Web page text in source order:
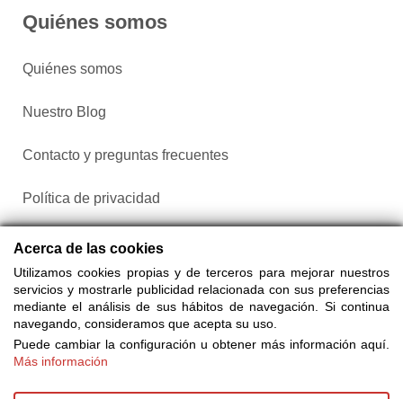
Quiénes somos
Quiénes somos
Nuestro Blog
Contacto y preguntas frecuentes
Política de privacidad
Configurar cookies
de 25 proveedores
Acerca de las cookies
Utilizamos cookies propias y de terceros para mejorar nuestros
servicios y mostrarle publicidad relacionada con sus preferencias
mediante el análisis de sus hábitos de navegación. Si continua
navegando, consideramos que acepta su uso.
Puede cambiar la configuración u obtener más información aquí.
Más información